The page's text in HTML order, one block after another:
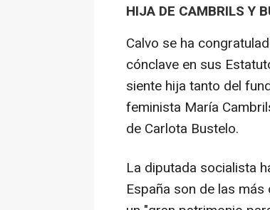
HIJA DE CAMBRILS Y
Calvo se ha
cónclave en sus
siente hija tanto del
feminista María
de Carlota Bustelo.
La diputada socialista
España son de las